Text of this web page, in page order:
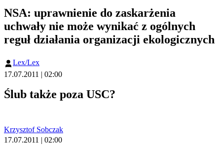
NSA: uprawnienie do zaskarżenia
uchwały nie może wynikać z ogólnych
reguł działania organizacji ekologicznych
Lex/Lex
17.07.2011 | 02:00
Ślub także poza USC?
Krzysztof Sobczak
17.07.2011 | 02:00